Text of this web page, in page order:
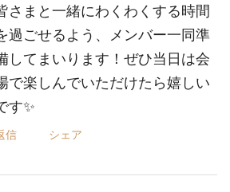
さまと一緒にわくわくする時間
過ごせるよう、メンバー一同準
してまいります！ぜひ当日は会
で楽しんでいただけたら嬉しい
す✨
信 シェア